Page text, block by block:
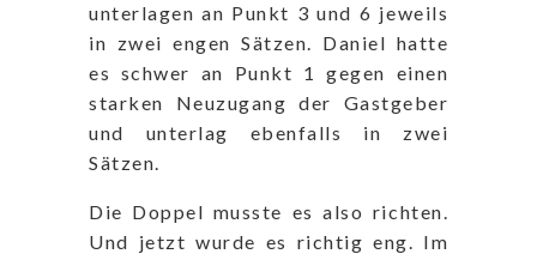
unterlagen an Punkt 3 und 6 jeweils
in zwei engen Sätzen. Daniel hatte
es schwer an Punkt 1 gegen einen
starken Neuzugang der Gastgeber
und unterlag ebenfalls in zwei
Sätzen.
Die Doppel musste es also richten.
Und jetzt wurde es richtig eng. Im